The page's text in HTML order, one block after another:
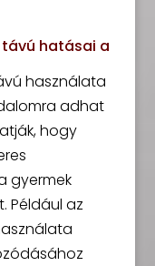
hatásai a
használata
adhat
hogy
gyermek
Például az